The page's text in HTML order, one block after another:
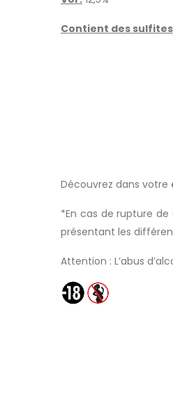
Contient des sulfites
Découvrez dans votre
*En cas de rupture
présentant les
Attention : L’abus